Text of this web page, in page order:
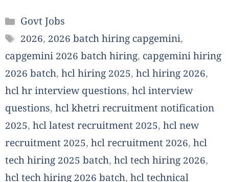
Categories
Govt Jobs
Tags
2026, 2026 batch hiring capgemini,
capgemini 2026 batch hiring, capgemini hiring
2026 batch, hcl hiring 2025, hcl hiring 2026,
hcl hr interview questions, hcl interview
questions, hcl khetri recruitment notification
2025, hcl latest recruitment 2025, hcl new
recruitment 2025, hcl recruitment 2026, hcl
tech hiring 2025 batch, hcl tech hiring 2026,
hcl tech hiring 2026 batch, hcl technical